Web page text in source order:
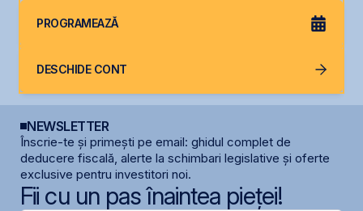
PROGRAMEAZĂ
DESCHIDE CONT
NEWSLETTER
Înscrie-te și primești pe email: ghidul complet de
deducere fiscală, alerte la schimbari legislative și oferte
exclusive pentru investitori noi.
Fii cu un pas înaintea pieței!